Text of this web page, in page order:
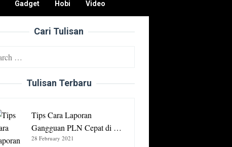
Gadget Hobi Video
Cari Tulisan
Tulisan Terbaru
Tips Cara Laporan
Gangguan PLN Cepat di …
28 February 2021